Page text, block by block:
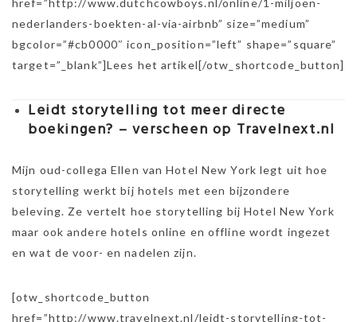
href=”http://www.dutchcowboys.nl/online/1-miljoen-
nederlanders-boekten-al-via-airbnb” size=”medium”
bgcolor=”#cb0000″ icon_position=”left” shape=”square”
target=”_blank”]Lees het artikel[/otw_shortcode_button]
Leidt storytelling tot meer directe
boekingen? – verscheen op Travelnext.nl
Mijn oud-collega Ellen van Hotel New York legt uit hoe
storytelling werkt bij hotels met een bijzondere
beleving. Ze vertelt hoe storytelling bij Hotel New York
maar ook andere hotels online en offline wordt ingezet
en wat de voor- en nadelen zijn.
[otw_shortcode_button
href=”http://www.travelnext.nl/leidt-storytelling-tot-